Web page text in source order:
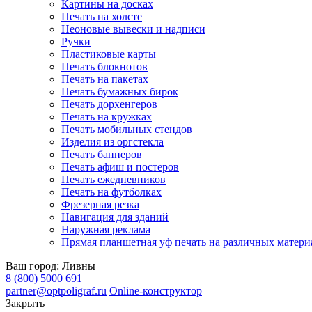
Картины на досках
Печать на холсте
Неоновые вывески и надписи
Ручки
Пластиковые карты
Печать блокнотов
Печать на пакетах
Печать бумажных бирок
Печать дорхенгеров
Печать на кружках
Печать мобильных стендов
Изделия из оргстекла
Печать баннеров
Печать афиш и постеров
Печать ежедневников
Печать на футболках
Фрезерная резка
Навигация для зданий
Наружная реклама
Прямая планшетная уф печать на различных
Ваш город: Ливны
8 (800) 5000 691
partner@optpoligraf.ru Online-конструктор
Закрыть